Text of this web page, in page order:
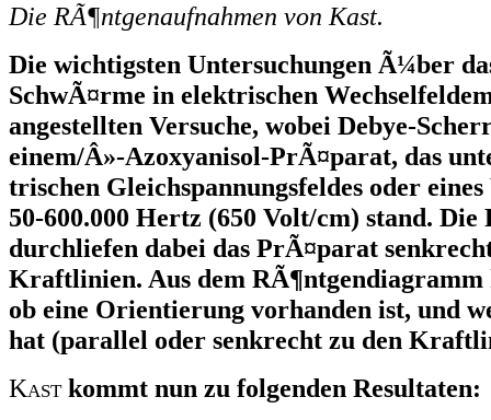
Die RÃ¶ntgenaufnahmen von Kast.
Die wichtigsten Untersuchungen Ã¼ber
SchwÃ¤rme in elektrischen
angestellten Versuche, wobei Debye-
einem/Â»-Azoxyanisol-PrÃ¤parat, das
trischen Gleichspannungsfeldes oder eines
50-600.000 Hertz (650 Volt/cm) stand.
durchliefen dabei das PrÃ¤parat
Kraftlinien. Aus dem RÃ¶ntgendiagramm
ob eine Orientierung vorhanden ist, und
hat (parallel oder senkrecht zu den
Kastkommt nun zu folgenden Resultaten: